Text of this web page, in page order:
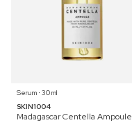
Serum ⋅ 30 ml
SKIN1004
Madagascar Centella Ampoule